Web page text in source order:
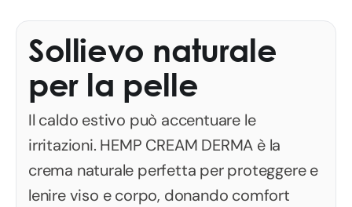
Sollievo naturale
per la pelle
Il caldo estivo può accentuare le
irritazioni. HEMP CREAM DERMA è la
crema naturale perfetta per proteggere e
lenire viso e corpo, donando comfort